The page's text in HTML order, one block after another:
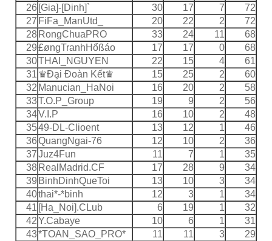
26 [Gia]-[Dinh]` 30 17 7
72
27 FiFa_ManUtd_ 20 22 2
72
28 RongChuaPRO 33 24 11
68
29£øngTranhHổßáo 17 17 0
68
30THAI_NGUYEN 22 15 4
61
31 ♛Ðḁi Ðoàn Kết♛ 15 25 2
60
32 Manucian_HaNoi 16 20 2
58
33T.O.P_Group 19 9 2
56
34V.I.P 16 10 2
48
3549-DL-Clioent 13 12 1
46
36QuangNgai-76 12 10 2
36
37Juz4Fun 11 7 1
35
38 RealMadrid.CF 17 28 9
34
39 BinhDinhQueToi 13 10 3
34
40thai*-*binh 12 3 1
34
41 [Ha_Noi].CLub 6 19 1
32
42Y.Cabaye 10 6 1
31
43*TOAN_SAO_PRO* 11 11 3
29